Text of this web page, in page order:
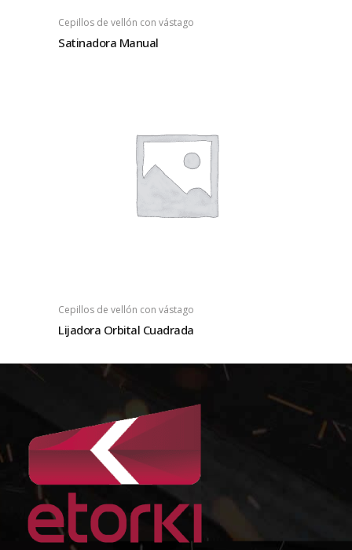
Cepillos de vellón con vástago
Satinadora Manual
Cepillos de vellón con vástago
Lijadora Orbital Cuadrada